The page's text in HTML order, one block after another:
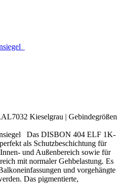
Kieselgrau | Gebindegrößen
Das DISBON 404 ELF 1K-
als Schutzbeschichtung für
und Außenbereich sowie für
mit normaler Gehbelastung. Es
und vorgehängte
Das pigmentierte,